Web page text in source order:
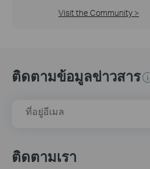
Visit the Community >
ติดตามข้อมูลข่าวสาร
ที่อยู่อีเมล
ติดตามเรา